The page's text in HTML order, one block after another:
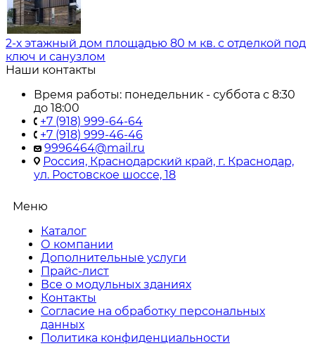
2-х этажный дом площадью 80 м кв. с отделкой под
ключ и санузлом
Наши контакты
Время работы: понедельник - суббота с 8:30
до 18:00
+7 (918) 999-64-64
+7 (918) 999-46-46
9996464@mail.ru
Россия, Краснодарский край, г. Краснодар,
ул. Ростовское шоссе, 18
Меню
Каталог
О компании
Дополнительные услуги
Прайс-лист
Все о модульных зданиях
Контакты
Согласие на обработку персональных
данных
Политика конфиденциальности